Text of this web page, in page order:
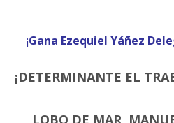
¡Gana Ezequiel Yáñez
¡DETERMINANTE EL